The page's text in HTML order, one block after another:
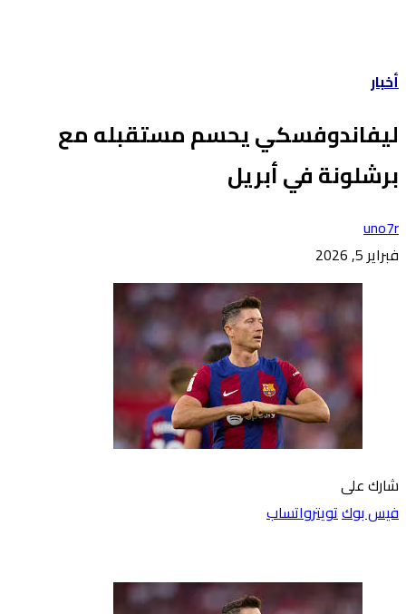
أخبار
ليفاندوفسكي يحسم مستقبله مع
برشلونة في أبريل
uno7r
فبراير 5, 2026
شارك على
فيس بوكتويترواتساب